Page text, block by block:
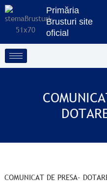
Treci
la
conținut
Primăria
Brusturi site
oficial
COMUNICAT DE PRESA-
Skip
to